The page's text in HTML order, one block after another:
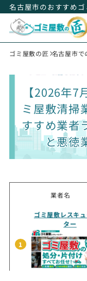
名古屋市のおすすめ
ゴミ屋敷の匠 名古屋市で
【2026年
ミ屋敷清掃
すすめ業者
と悪徳
業者名
1
ゴミ屋敷レスキ
ター